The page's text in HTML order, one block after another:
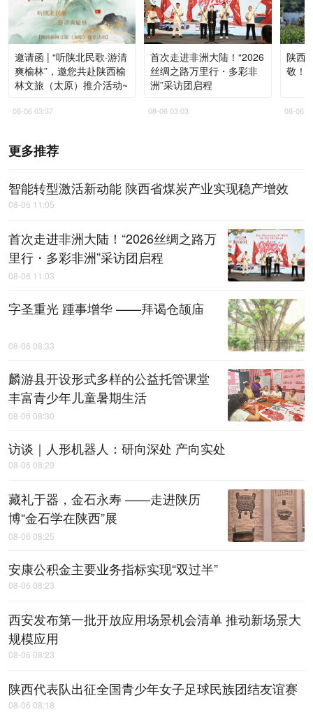
邀请函 | “听陕北民歌·游清
爽榆林”，邀您共赴陕西榆
林文旅（太原）推介活动~
08-06 03:37
首次走进非洲大陆！“2026
丝绸之路万里行・多彩非
洲”采访团启程
08-06 03:03
陕西
敬！
08-06
更多推荐
智能转型激活新动能 陕西省煤炭产业实现稳产增效
08-06 11:05
首次走进非洲大陆！“2026丝绸之路万
里行・多彩非洲”采访团启程
08-06 11:03
字圣重光 踵事增华 ——拜谒仓颉庙
08-06 08:33
麟游县开设形式多样的公益托管课堂
丰富青少年儿童暑期生活
08-06 08:30
访谈｜人形机器人：研向深处 产向实处
08-06 08:29
藏礼于器，金石永寿 ——走进陕历
博“金石学在陕西”展
08-06 08:25
安康公积金主要业务指标实现“双过半”
08-06 08:23
西安发布第一批开放应用场景机会清单 推动新场景大
规模应用
08-06 08:23
陕西代表队出征全国青少年女子足球民族团结友谊赛
08-06 08:18